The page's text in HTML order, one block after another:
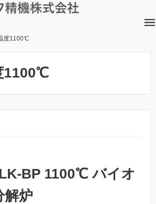
度1100℃
1100℃
BP 1100℃ バイオ
解炉